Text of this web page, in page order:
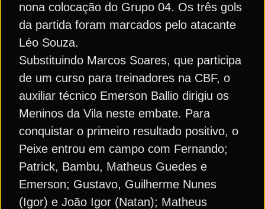
nona colocação do Grupo 04. Os três gols
da partida foram marcados pelo atacante
Léo Souza.
Substituindo Marcos Soares, que participa
de um curso para treinadores na CBF, o
auxiliar técnico Emerson Ballio dirigiu os
Meninos da Vila neste embate. Para
conquistar o primeiro resultado positivo, o
Peixe entrou em campo com Fernando;
Patrick, Bambu, Matheus Guedes e
Emerson; Gustavo, Guilherme Nunes
(Igor) e João Igor (Natan); Matheus